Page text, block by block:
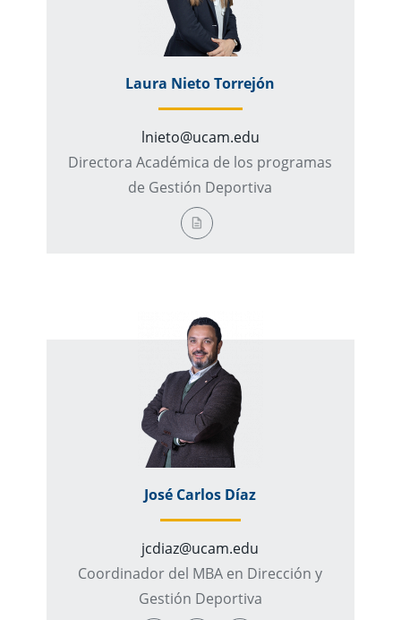
Laura Nieto Torrejón
lnieto@ucam.edu
Directora Académica de los programas
de Gestión Deportiva
José Carlos Díaz
jcdiaz@ucam.edu
Coordinador del MBA en Dirección y
Gestión Deportiva